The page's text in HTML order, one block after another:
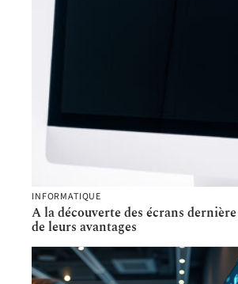
INFORMATIQUE
A la découverte des écrans
de leurs avantages